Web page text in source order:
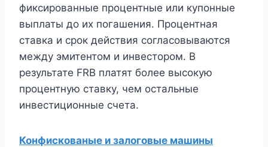
фиксированные процентные или купонные
выплаты до их погашения. Процентная
ставка и срок действия согласовываются
между эмитентом и инвестором. В
результате FRB платят более высокую
процентную ставку, чем остальные
инвестиционные счета.
Конфискованые и залоговые машины